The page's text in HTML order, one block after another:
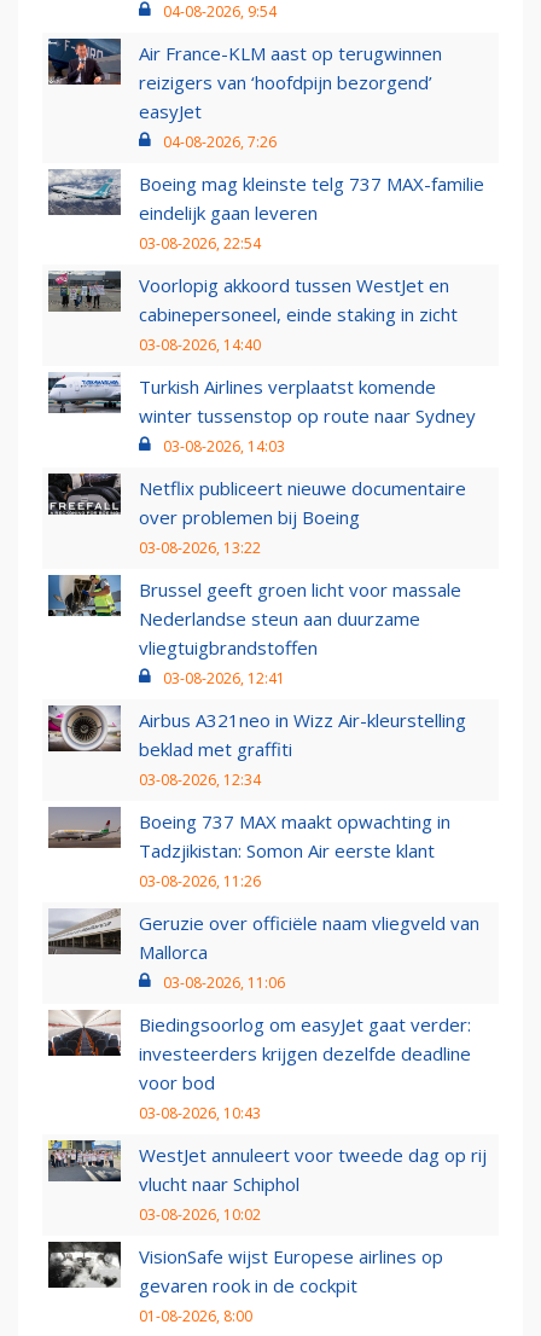
04-08-2026, 9:54
Air France-KLM aast op terugwinnen
reizigers van ‘hoofdpijn bezorgend’
easyJet
04-08-2026, 7:26
Boeing mag kleinste telg 737 MAX-familie
eindelijk gaan leveren
03-08-2026, 22:54
Voorlopig akkoord tussen WestJet en
cabinepersoneel, einde staking in zicht
03-08-2026, 14:40
Turkish Airlines verplaatst komende
winter tussenstop op route naar Sydney
03-08-2026, 14:03
Netflix publiceert nieuwe documentaire
over problemen bij Boeing
03-08-2026, 13:22
Brussel geeft groen licht voor massale
Nederlandse steun aan duurzame
vliegtuigbrandstoffen
03-08-2026, 12:41
Airbus A321neo in Wizz Air-kleurstelling
beklad met graffiti
03-08-2026, 12:34
Boeing 737 MAX maakt opwachting in
Tadzjikistan: Somon Air eerste klant
03-08-2026, 11:26
Geruzie over officiële naam vliegveld van
Mallorca
03-08-2026, 11:06
Biedingsoorlog om easyJet gaat verder:
investeerders krijgen dezelfde deadline
voor bod
03-08-2026, 10:43
WestJet annuleert voor tweede dag op rij
vlucht naar Schiphol
03-08-2026, 10:02
VisionSafe wijst Europese airlines op
gevaren rook in de cockpit
01-08-2026, 8:00